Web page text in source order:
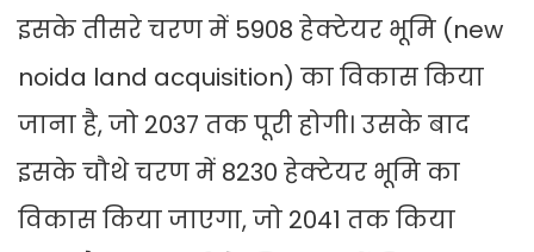
इसके तीसरे चरण में 5908 हेक्टेयर भूमि (new
noida land acquisition) का विकास किया
जाना है, जो 2037 तक पूरी होगी। उसके बाद
इसके चौथे चरण में 8230 हेक्टेयर भूमि का
विकास किया जाएगा, जो 2041 तक किया